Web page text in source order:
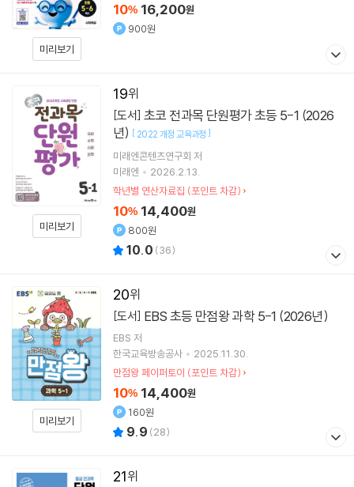
미리보기
10% 16,200원
900원
19
미리보기
[도서]
년) [ 2022 개정 교육과정 ]
미래엔콘텐츠연구회 저
미래엔
2026.2.13.
학년별 연산자료집 (포인트 차감)
10% 14,400원
800원
10.0 (36)
20
미리보기
[도서] EBS 초등 만점왕 과학 5-1 (2026년)
EBS 저
한국교육방송공사
2025.11.30.
만점왕 페이퍼토이 (포인트 차감)
10% 14,400원
160원
9.9 (28)
21